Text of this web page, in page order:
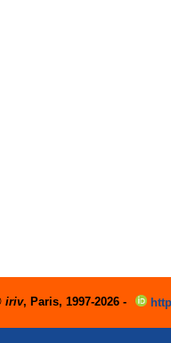
iriv, Paris, 1997-2026 -